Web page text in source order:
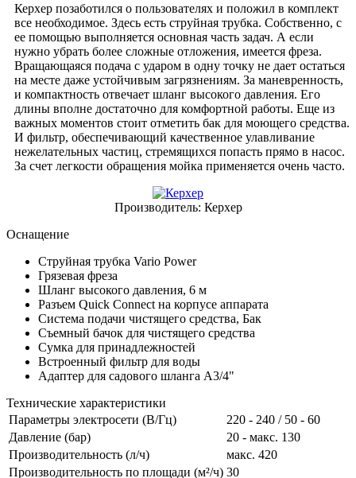
Керхер позаботился о пользователях и положил в комплект
все необходимое. Здесь есть струйная трубка. Собственно, с
ее помощью выполняется основная часть задач. А если
нужно убрать более сложные отложения, имеется фреза.
Вращающаяся подача с ударом в одну точку не дает остаться
на месте даже устойчивым загрязнениям. За маневренность,
и компактность отвечает шланг высокого давления. Его
длины вполне достаточно для комфортной работы. Еще из
важных моментов стоит отметить бак для моющего средства.
И фильтр, обеспечивающий качественное улавливание
нежелательных частиц, стремящихся попасть прямо в насос.
За счет легкости обращения мойка применяется очень часто.
Производитель: Керхер
Оснащение
Струйная трубка Vario Power
Грязевая фреза
Шланг высокого давления, 6 м
Разъем Quick Connect на корпусе аппарата
Система подачи чистящего средства, Бак
Съемный бачок для чистящего средства
Сумка для принадлежностей
Встроенный фильтр для воды
Адаптер для садового шланга A3/4"
Технические характеристики
Параметры электросети (В/Гц)
220 - 240 / 50 - 60
Давление (бар)
20 - макс. 130
Производительность (л/ч)
макс. 420
Производительность по площади (м²/ч) 30